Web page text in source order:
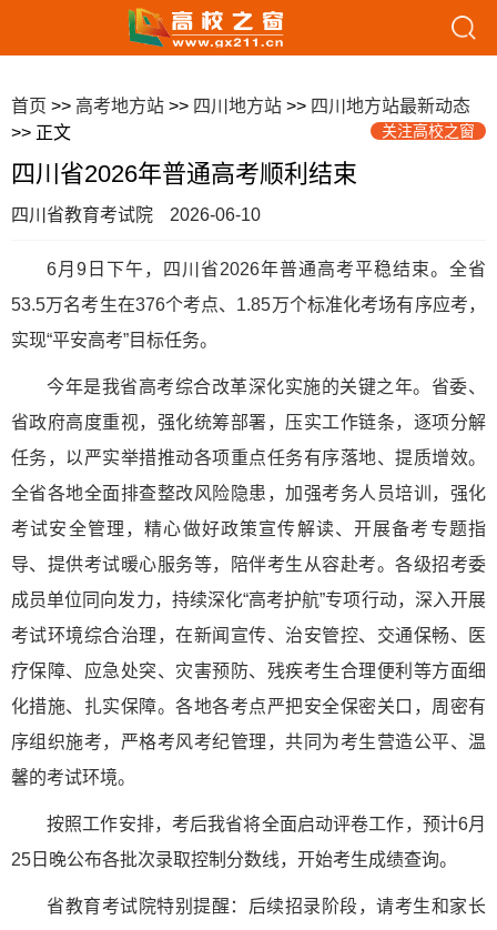
首页 >> 高考地方站 >> 四川地方站 >> 四川地方站最新动态
>> 正文
关注高校之窗
四川省2026年普通高考顺利结束
四川省教育考试院 2026-06-10
6月9日下午，四川省2026年普通高考平稳结束。全省
53.5万名考生在376个考点、1.85万个标准化考场有序应考，
实现“平安高考”目标任务。
今年是我省高考综合改革深化实施的关键之年。省委、
省政府高度重视，强化统筹部署，压实工作链条，逐项分解
任务，以严实举措推动各项重点任务有序落地、提质增效。
全省各地全面排查整改风险隐患，加强考务人员培训，强化
考试安全管理，精心做好政策宣传解读、开展备考专题指
导、提供考试暖心服务等，陪伴考生从容赴考。各级招考委
成员单位同向发力，持续深化“高考护航”专项行动，深入开展
考试环境综合治理，在新闻宣传、治安管控、交通保畅、医
疗保障、应急处突、灾害预防、残疾考生合理便利等方面细
化措施、扎实保障。各地各考点严把安全保密关口，周密有
序组织施考，严格考风考纪管理，共同为考生营造公平、温
馨的考试环境。
按照工作安排，考后我省将全面启动评卷工作，预计6月
25日晚公布各批次录取控制分数线，开始考生成绩查询。
省教育考试院特别提醒：后续招录阶段，请考生和家长